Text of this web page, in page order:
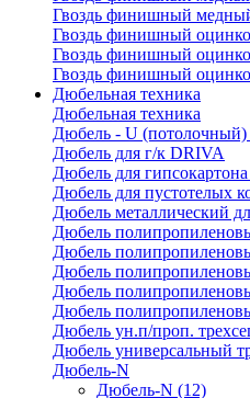
Гвоздь финишный
Гвоздь финишный
Гвоздь финишный
Гвоздь финишный
Дюбельная техника
Дюбельная техника
Дюбель - U (потолочный)
Дюбель для г/к DRIVA
Дюбель для
Дюбель для пустотелых
Дюбель металлический
Дюбель
Дюбель
Дюбель
Дюбель
Дюбель
Дюбель ун.п/проп.
Дюбель универсальный
Дюбель-N
Дюбель-N (12)